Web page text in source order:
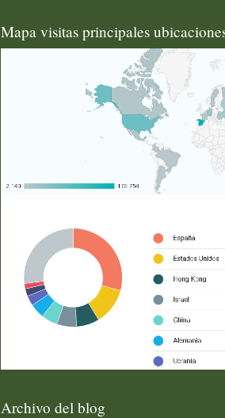
Mapa visitas principales
Archivo del blog